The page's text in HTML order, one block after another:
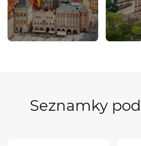
Seznamky